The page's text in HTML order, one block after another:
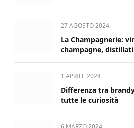
27 AGOSTO 2024
La Champagnerie:
champagne,
1 APRILE 2024
Differenza tra
tutte le curiosità